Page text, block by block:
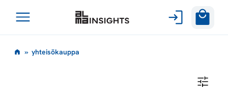
sisältöön
Avaa
y» yhteisökauppa